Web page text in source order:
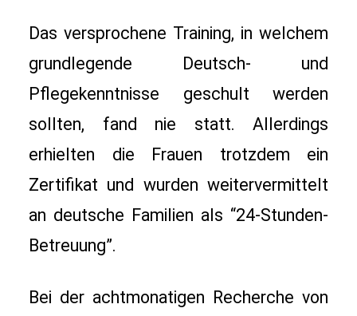
Das versprochene Training, in welchem
grundlegende Deutsch- und
Pflegekenntnisse geschult werden
sollten, fand nie statt. Allerdings
erhielten die Frauen trotzdem ein
Zertifikat und wurden weitervermittelt
an deutsche Familien als “24-Stunden-
Betreuung”.
Bei der achtmonatigen Recherche von